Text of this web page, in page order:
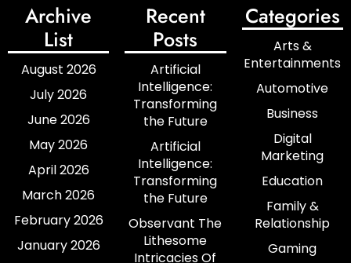
Archive
List
August 2026
July 2026
June 2026
May 2026
April 2026
March 2026
February 2026
January 2026
Recent
Posts
Artificial
Intelligence:
Transforming
the Future
Artificial
Intelligence:
Transforming
the Future
Observant The
Lithesome
Intricacies Of
Categories
Arts &
Entertainments
Automotive
Business
Digital
Marketing
Education
Family &
Relationship
Gaming